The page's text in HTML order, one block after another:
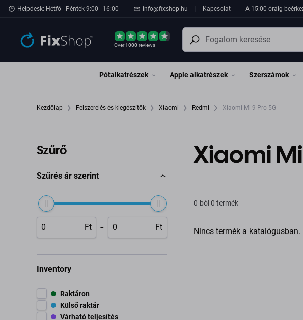
Ugrás az oldal fő részéhez
Helpdesk: Hétfő - Péntek 9:00 - 16:00 info@fixshop.hu Kapcsolat A 15:00 óráig
Over1000reviews
Pótalkatrészek Apple alkatrészek Szerszámok
Kezdőlap Felszerelés és kiegészítők Xiaomi Redmi Xiaomi Mi 9 Pro 5G
Szűrő
Szűrés ár szerint
Ft - Ft
Inventory
Raktáron
Külső raktár
Várható teljesítés
Xiaomi
0-ból 0 termék
Nincs termék a katalógusban.